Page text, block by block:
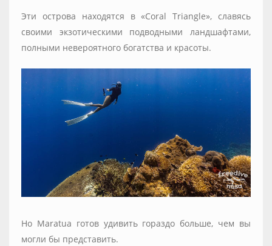
Эти острова находятся в «Coral Triangle», славясь
своими экзотическими подводными ландшафтами,
полными невероятного богатства и красоты.
Но Maratua готов удивить гораздо больше, чем вы
могли бы представить.